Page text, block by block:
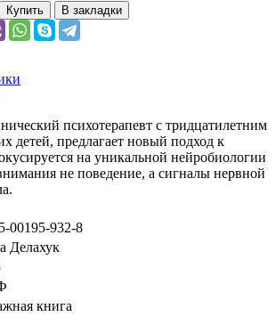
Купить В закладки
психотерапевт с тридцатилетним
детей, предлагает новый подход к
на уникальной нейробиологии
не поведение, а сигналы нервной
00195-932-8
Делахук
книга